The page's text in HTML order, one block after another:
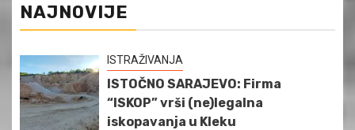
NAJNOVIJE
ISTRAŽIVANJA
ISTOČNO SARAJEVO: Firma
“ISKOP” vrši (ne)legalna
iskopavanja u Kleku